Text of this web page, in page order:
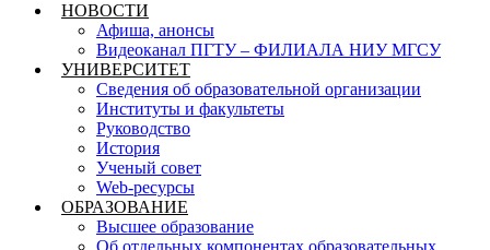
НОВОСТИ
Афиша, анонсы
Видеоканал ПГТУ – ФИЛИАЛА НИУ МГСУ
УНИВЕРСИТЕТ
Сведения об образовательной организации
Институты и факультеты
Руководство
История
Ученый совет
Web-ресурсы
ОБРАЗОВАНИЕ
Высшее образование
Об отдельных компонентах образовательных